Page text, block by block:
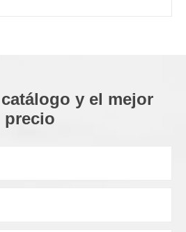
y el mejor
precio